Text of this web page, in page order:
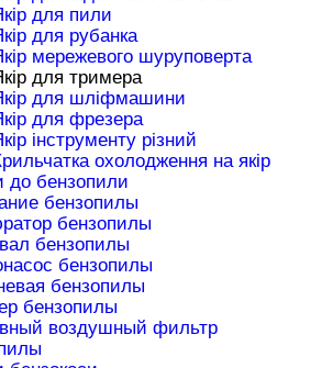
для пили
для рубанка
мережевого шуруповерта
для тримера
для шліфмашини
для фрезера
інструменту різний
охолодження на якір
до бензопили
бензопилы
бензопилы
бензопилы
бензопилы
бензопилы
бензопилы
воздушный фильтр